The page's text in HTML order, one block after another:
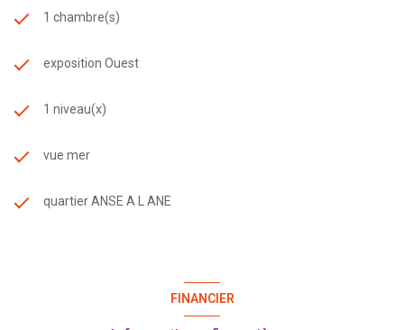
1 chambre(s)
exposition Ouest
1 niveau(x)
vue mer
quartier ANSE A L ANE
FINANCIER